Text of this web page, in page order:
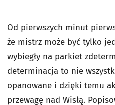
Od pierwszych minut
że mistrz może być tylko
wybiegły na parkiet
determinacja to nie
opanowane i dzięki temu
przewagę nad Wisłą.